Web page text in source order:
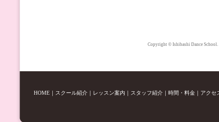
Copyright © Ishibashi Dance
HOME ｜ スクール紹介 ｜ レッスン案内 ｜ スタッフ紹介 ｜ 時間・料金 ｜ アクセ